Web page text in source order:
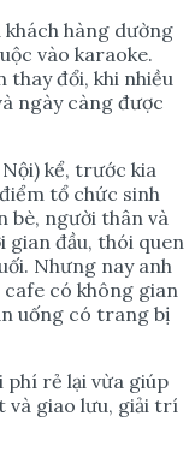
hàng dường
vào karaoke.
thay đổi, khi nhiều
ngày càng được
kể, trước kia
tổ chức sinh
bè, người thân và
gian đầu, thói quen
Nhưng nay anh
có không gian
uống có trang bị
phí rẻ lại vừa giúp
và giao lưu, giải trí